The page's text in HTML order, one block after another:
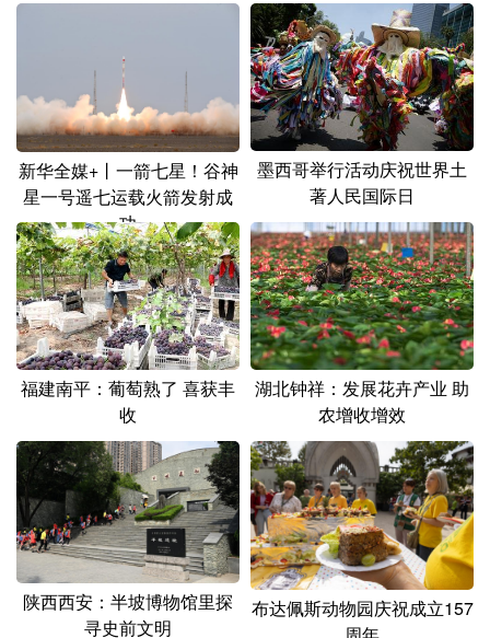
日本語 한국어
Deutsch Português
新华全媒+丨一箭七星！谷神
星一号遥七运载火箭发射成
功
墨西哥举行活动庆祝世界土
著人民国际日
福建南平：葡萄熟了 喜获丰
收
湖北钟祥：发展花卉产业 助
农增收增效
陕西西安：半坡博物馆里探
寻史前文明
布达佩斯动物园庆祝成立157